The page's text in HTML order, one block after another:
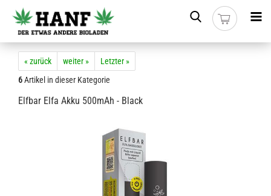
« zurück weiter »
Letzter »
6Artikel in dieser Kategorie
Elfbar Elfa Akku 500mAh - Black